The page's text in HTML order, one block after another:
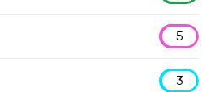
5
3